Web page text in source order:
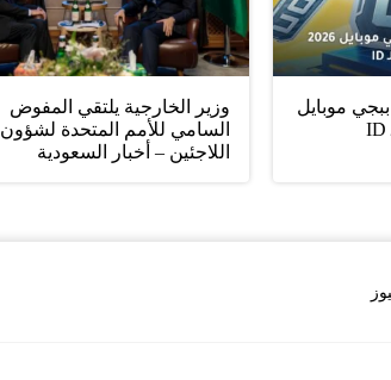
موبايل
وزير الخارجية يلتقي المفوض
السامي للأمم المتحدة لشؤون
اللاجئين – أخبار السعودية